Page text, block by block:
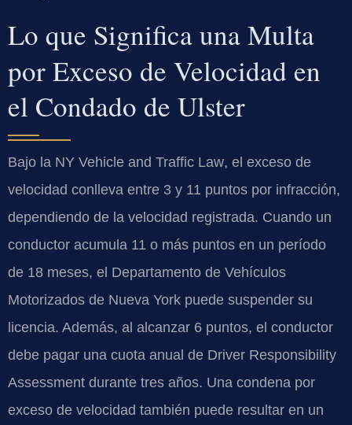
Lo que Significa una Multa
por Exceso de Velocidad en
el Condado de Ulster
Bajo la NY Vehicle and Traffic Law, el exceso de
velocidad conlleva entre 3 y 11 puntos por infracción,
dependiendo de la velocidad registrada. Cuando un
conductor acumula 11 o más puntos en un período
de 18 meses, el Departamento de Vehículos
Motorizados de Nueva York puede suspender su
licencia. Además, al alcanzar 6 puntos, el conductor
debe pagar una cuota anual de Driver Responsibility
Assessment durante tres años. Una condena por
exceso de velocidad también puede resultar en un